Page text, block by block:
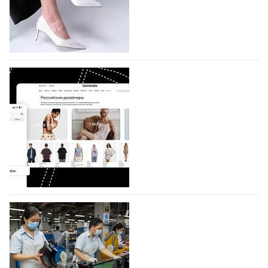
по 1 октября, уже подано 1047 заявок. Примерно
половину из них (494) прислали дизайнеры,
коллекции которых не были представлены в…
07.08.2026 455
BALLINA представит свои новинки на Euro
Shoes
Компания BALLINA Guangzhou Lihuang Footwear
Co., Ltd., основанная в 2011 году и расположенная в
Гуанчжоу, столице моды Китая, является
профессиональной обувной компанией,
объединяющей разработку, производство и…
07.08.2026 317
На платформе Lamoda - новый раздел и
условия продвижения локальных
дизайнерских марок